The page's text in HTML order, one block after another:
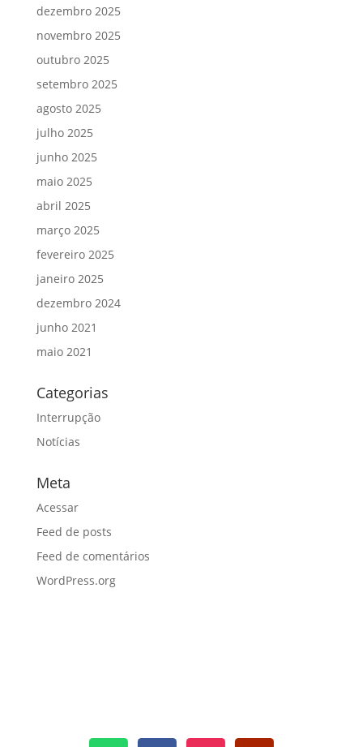
dezembro 2025
novembro 2025
outubro 2025
setembro 2025
agosto 2025
julho 2025
junho 2025
maio 2025
abril 2025
março 2025
fevereiro 2025
janeiro 2025
dezembro 2024
junho 2021
maio 2021
Categorias
Interrupção
Notícias
Meta
Acessar
Feed de posts
Feed de comentários
WordPress.org